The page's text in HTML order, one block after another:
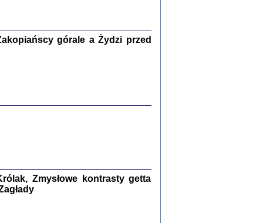
oprac. Marta Janczewska
górale a Żydzi przed
Zmysłowe kontrasty getta